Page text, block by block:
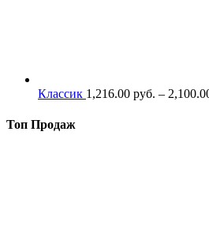
Классик 1,216.00 руб. –
Топ Продаж